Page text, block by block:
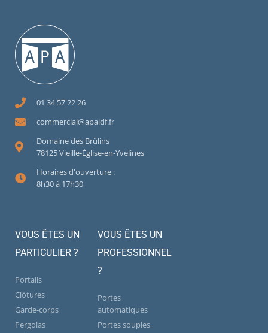
01 34 57 22 26
commercial@apaidf.fr
Domaine des Brûlins
78125 Vieille-Église-en-Yvelines
Horaires d'ouverture :
8h30 à 17h30
VOUS ÊTES UN
PARTICULIER ?
Portails
Clôtures
Garde-corps
Pergolas
VOUS ÊTES UN
PROFESSIONNEL
?
Portes
automatiques
Portes souples